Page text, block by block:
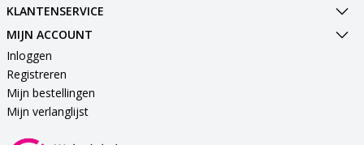
KLANTENSERVICE
MIJN ACCOUNT
Inloggen
Registreren
Mijn bestellingen
Mijn verlanglijst